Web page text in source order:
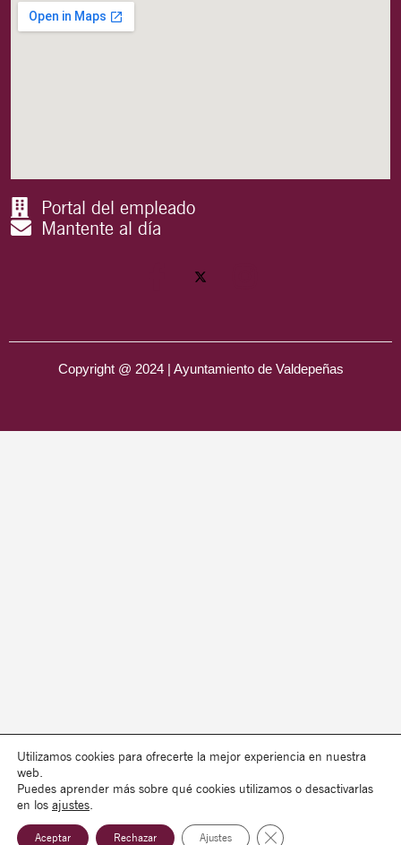
Portal del empleado
Mantente al día
Copyright @ 2024 | Ayuntamiento de Valdepeñas
Utilizamos cookies para ofrecerte la mejor experiencia en nuestra
web.
Puedes aprender más sobre qué cookies utilizamos o desactivarlas
en los ajustes
Aceptar Rechazar Ajustes Cerrar el banner de